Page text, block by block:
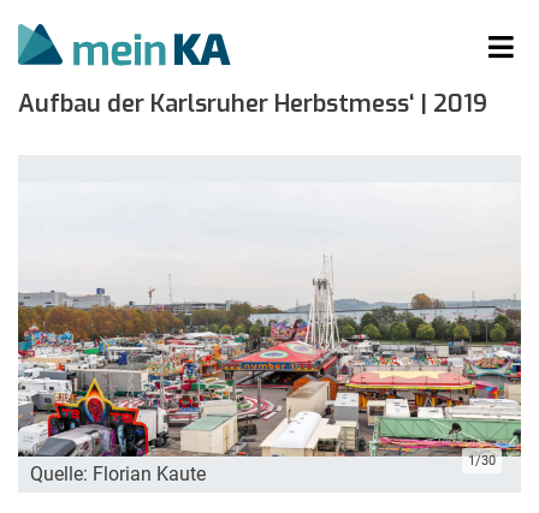
Aufbau der Karlsruher Herbstmess‘ | 2019
Quelle: Florian Kaute
1/30